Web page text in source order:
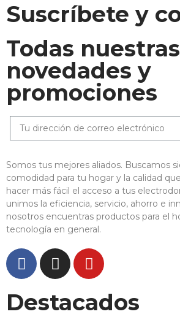
Suscríbete y
Todas nuestras
novedades y
promociones
Somos tus mejores aliados. Buscamos
comodidad para tu hogar y la calidad
hacer más fácil el acceso a tus
unimos la eficiencia, servicio, ahorro e
nosotros encuentras productos para el
tecnología en general.
Destacados